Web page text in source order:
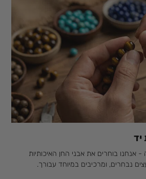
יד
- אנחנו בוחרים את אבני החן האיכותיות
נבחרים, ומרכיבים במיוחד עבורך.